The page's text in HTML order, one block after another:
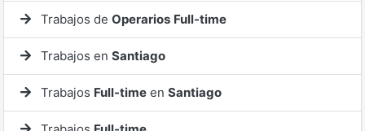
Trabajos de Operarios Full-time
Trabajos en Santiago
Trabajos Full-time en Santiago